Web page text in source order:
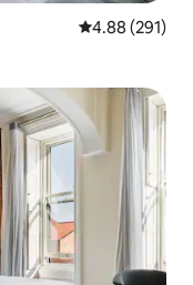
從 291 則評價
4.88 (291)